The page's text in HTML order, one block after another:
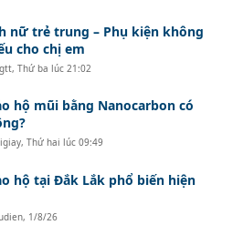
nữ trẻ trung – Phụ kiện không
cho chị em
,Thứ ba lúc 21:02
hộ mũi bằng Nanocarbon có
,Thứ hai lúc 09:49
hộ tại Đắk Lắk phổ biến hiện
, 1/8/26